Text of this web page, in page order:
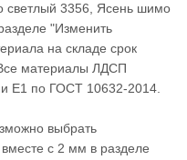
светлый 3356, Ясень шимо
"Изменить
на складе срок
материалы ЛДСП
Е1 по ГОСТ 10632-2014.
выбрать
с 2 мм в разделе